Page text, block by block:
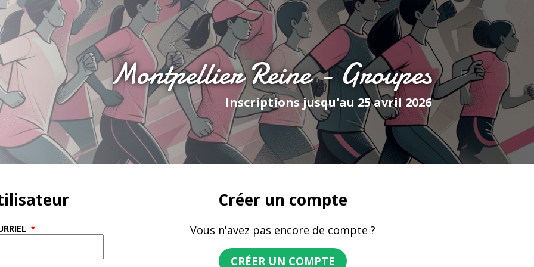
Montpellier Reine - Groupes
Inscriptions jusqu'au 25 avril 2026
Créer un compte
Vous n'avez pas encore de compte ?
CRÉER UN COMPTE